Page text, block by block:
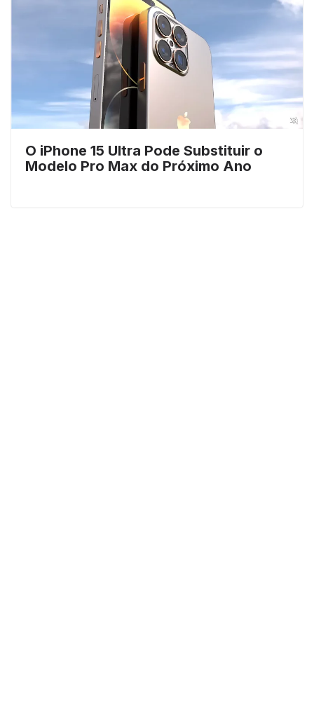
O iPhone 15 Ultra Pode Substituir o
Modelo Pro Max do Próximo Ano